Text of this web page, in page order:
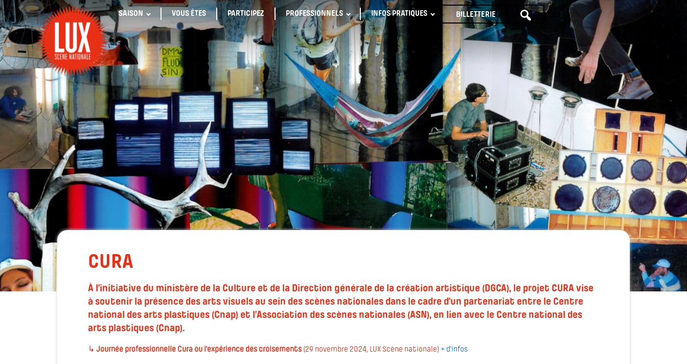
SAISON VOUS ÊTES PARTICIPEZ PROFESSIONNELS INFOS PRATIQUES BILLETTERIE
TOUTE
PROGRAMMATION
CURA
À l’initiative du ministère de la Culture et de la Direction générale de la création artistique (DGCA), le projet CURA vise
à soutenir la présence des arts visuels au sein des scènes nationales dans le cadre d’un partenariat entre le Centre
national des arts plastiques (Cnap) et l’Association des scènes nationales (ASN), en lien avec le Centre national des
arts plastiques (Cnap).
↳ Journée professionnelle Cura ou l'expérience des croisements (29 novembre 2024, LUX Scène nationale)+ d'infos